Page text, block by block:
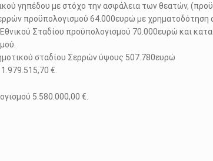
γηπέδου με στόχο την ασφάλεια των θεατών,
προϋπολογισμού 64.000ευρώ με χρηματοδότηση
Σταδίου προϋπολογισμού 70.000ευρώ και
σταδίου Σερρών ύψους 507.780ευρώ
€.
5.580.000,00 €.